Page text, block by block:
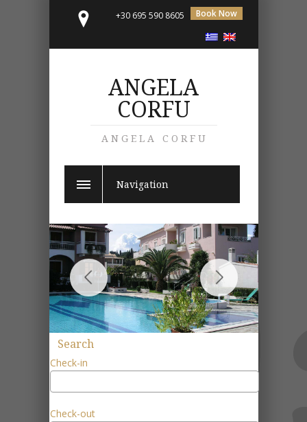
Book Now
+30 695 590 8605
ANGELA
CORFU
ANGELA CORFU
Navigation
Search
Check-in
Check-out